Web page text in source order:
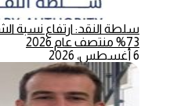
سلطة النقد: ارتفاع نسبة
73% منتصف عام 2026
6 أغسطس، 2026